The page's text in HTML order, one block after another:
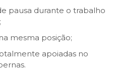
pausa durante o trabalho
mesma posição;
apoiadas no